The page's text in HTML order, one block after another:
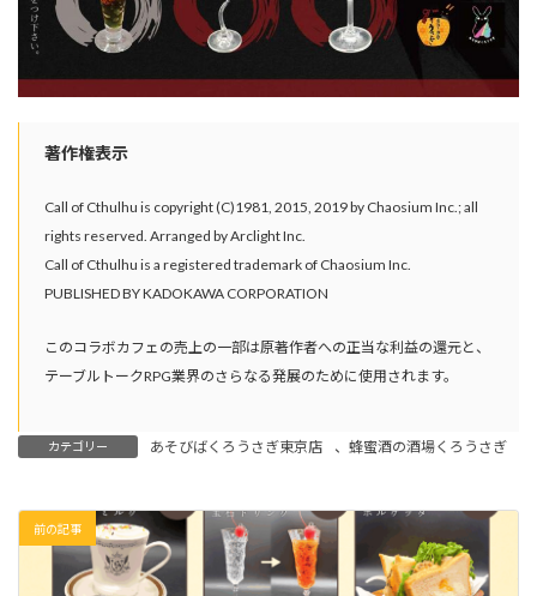
著作権表示
Call of Cthulhu is copyright (C)1981, 2015, 2019 by Chaosium Inc.; all
rights reserved. Arranged by Arclight Inc.
Call of Cthulhu is a registered trademark of Chaosium Inc.
PUBLISHED BY KADOKAWA CORPORATION
このコラボカフェの売上の一部は原著作者への正当な利益の還元と、
テーブルトークRPG業界のさらなる発展のために使用されます。
カテゴリー あそびばくろうさぎ東京店 、 蜂蜜酒の酒場くろうさぎ
前の記事